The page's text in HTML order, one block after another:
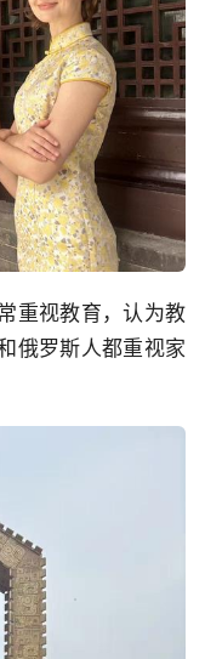
重视教育，认为教
俄罗斯人都重视家